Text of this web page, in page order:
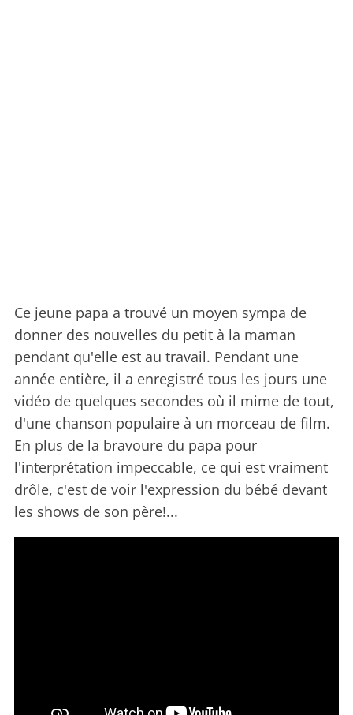
Ce jeune papa a trouvé un moyen sympa de
donner des nouvelles du petit à la maman
pendant qu'elle est au travail. Pendant une
année entière, il a enregistré tous les jours une
vidéo de quelques secondes où il mime de tout,
d'une chanson populaire à un morceau de film.
En plus de la bravoure du papa pour
l'interprétation impeccable, ce qui est vraiment
drôle, c'est de voir l'expression du bébé devant
les shows de son père!...